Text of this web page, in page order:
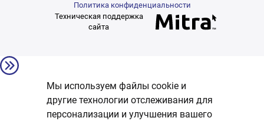
Политика конфиденциальности
Техническая поддержка
сайта
Мы используем файлы cookie и
другие технологии отслеживания для
персонализации и улучшения вашего